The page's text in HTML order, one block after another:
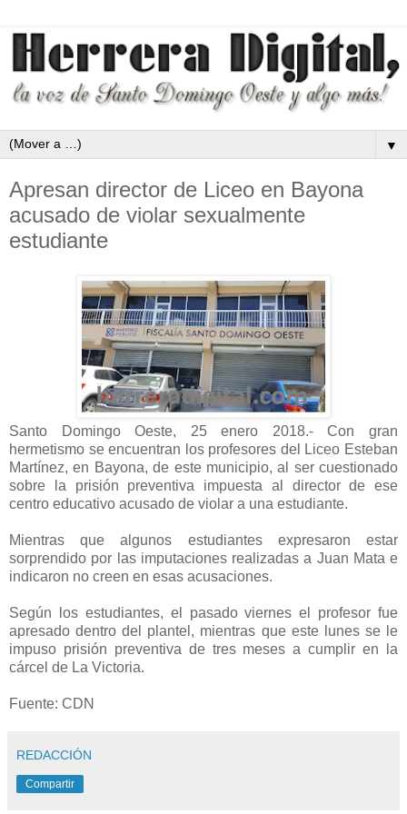
▼
Apresan director de Liceo en Bayona
acusado de violar sexualmente
estudiante
Santo Domingo Oeste, 25 enero 2018.- Con gran
hermetismo se encuentran los profesores del Liceo Esteban
Martínez, en Bayona, de este municipio, al ser cuestionado
sobre la prisión preventiva impuesta al director de ese
centro educativo acusado de violar a una estudiante.
Mientras que algunos estudiantes expresaron estar
sorprendido por las imputaciones realizadas a Juan Mata e
indicaron no creen en esas acusaciones.
Según los estudiantes, el pasado viernes el profesor fue
apresado dentro del plantel, mientras que este lunes se le
impuso prisión preventiva de tres meses a cumplir en la
cárcel de La Victoria.
Fuente: CDN
REDACCIÓN
Compartir